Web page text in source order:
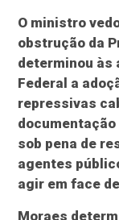
O ministro
obstrução da
determinou às
Federal a
repressivas
sob pena de
agentes
agir em face
Moraes